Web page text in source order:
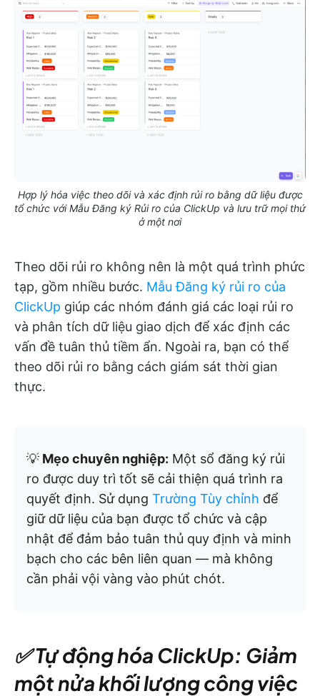
Hợp lý hóa việc theo dõi và xác định rủi ro bằng dữ liệu được
tổ chức với Mẫu Đăng ký Rủi ro của ClickUp và lưu trữ mọi thứ
ở một nơi
Theo dõi rủi ro không nên là một quá trình phức
tạp, gồm nhiều bước. Mẫu Đăng ký rủi ro của
ClickUp giúp các nhóm đánh giá các loại rủi ro
và phân tích dữ liệu giao dịch để xác định các
vấn đề tuân thủ tiềm ẩn. Ngoài ra, bạn có thể
theo dõi rủi ro bằng cách giám sát thời gian
thực.
💡 Mẹo chuyên nghiệp: Một sổ đăng ký rủi
ro được duy trì tốt sẽ cải thiện quá trình ra
quyết định. Sử dụng Trường Tùy chỉnh để
giữ dữ liệu của bạn được tổ chức và cập
nhật để đảm bảo tuân thủ quy định và minh
bạch cho các bên liên quan — mà không
cần phải vội vàng vào phút chót.
✅ Tự động hóa ClickUp: Giảm
một nửa khối lượng công việc